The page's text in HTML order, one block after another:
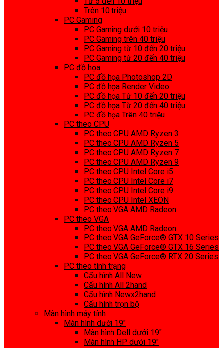
Trên 10 triệu
PC Gaming
PC Gaming dưới 10 triệu
PC Gaming trên 40 triệu
PC Gaming từ 10 đến 20 triệu
PC Gaming từ 20 đến 40 triệu
PC đồ họa
PC đồ họa Photoshop 2D
PC đồ họa Render Video
PC đồ họa Từ 10 đến 20 triệu
PC đồ họa Từ 20 đến 40 triệu
PC đồ họa Trên 40 triệu
PC theo CPU
PC theo CPU AMD Ryzen 3
PC theo CPU AMD Ryzen 5
PC theo CPU AMD Ryzen 7
PC theo CPU AMD Ryzen 9
PC theo CPU Intel Core i5
PC theo CPU Intel Core i7
PC theo CPU Intel Core i9
PC theo CPU Intel XEON
PC theo VGA AMD Radeon
PC theo VGA
PC theo VGA AMD Radeon
PC theo VGA GeForce® GTX 10 Series
PC theo VGA GeForce® GTX 16 Series
PC theo VGA GeForce® RTX 20 Series
PC theo tình trạng
Cấu hình All New
Cấu hình All 2hand
Cấu hình Newx2hand
Cấu hình trọn bộ
Màn hình máy tính
Màn hình dưới 19″
Màn hình Dell dưới 19″
Màn hình HP dưới 19″